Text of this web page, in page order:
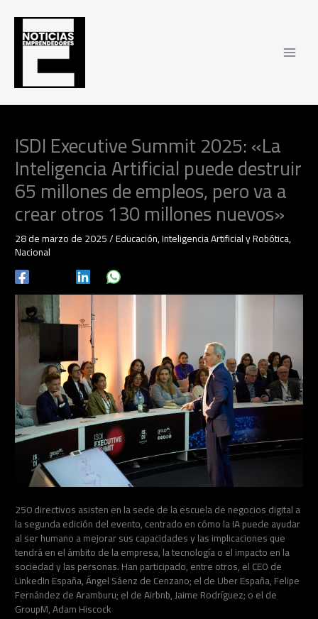
contenido
ISDI Executive Summit 2025: «La
Inteligencia Artificial puede destruir
65 millones de empleos, pero va a
crear otros 130 millones nuevos»
28 de marzo de 2025/Educación,Inteligencia Artificial y Robótica,
Nacional
250 directivos asisten en la sede de la escuela de negocios digital a
la segunda edición del evento, centrado en cómo la IA puede ayudar
al ser humano a mejorar sus capacidades y las implicaciones que
tendrá en el ámbito de la empresa, la tecnología o el impacto en la
sociedad y las personas. Han participado, entre otros, el CEO de
LinkedIn España, Ángel Sáenz de Cenzano; el de Uber España, Felipe
Fernández de Aramburu; el de Airbnb, Jaime Rodríguez; o el de
GroupM, Adam Hiscock